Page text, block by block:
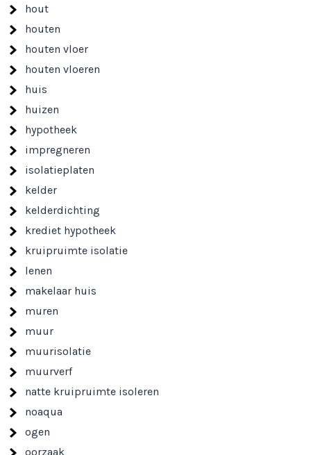
hout
houten
houten vloer
houten vloeren
huis
huizen
hypotheek
impregneren
isolatieplaten
kelder
kelderdichting
krediet hypotheek
kruipruimte isolatie
lenen
makelaar huis
muren
muur
muurisolatie
muurverf
natte kruipruimte isoleren
noaqua
ogen
oorzaak